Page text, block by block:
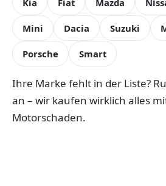
Kia Fiat Mazda
Mini Dacia Suzuki
Porsche Smart
Ihre Marke fehlt in der Liste?
an – wir kaufen wirklich alles
Motorschaden.